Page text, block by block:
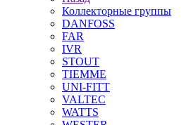
Коллекторные группы
DANFOSS
FAR
IVR
STOUT
TIEMME
UNI-FITT
VALTEC
WATTS